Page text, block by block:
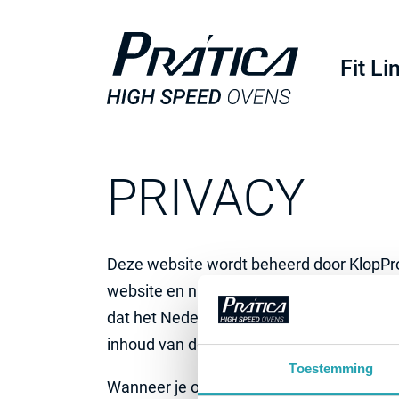
Toestemming
Fit
FIT
PRIVACY
Deze website wordt beheerd door
website en niet voor de website
dat het Nederlandse recht van
inhoud van deze website.
Wanneer je ons persoonlijke gegevens